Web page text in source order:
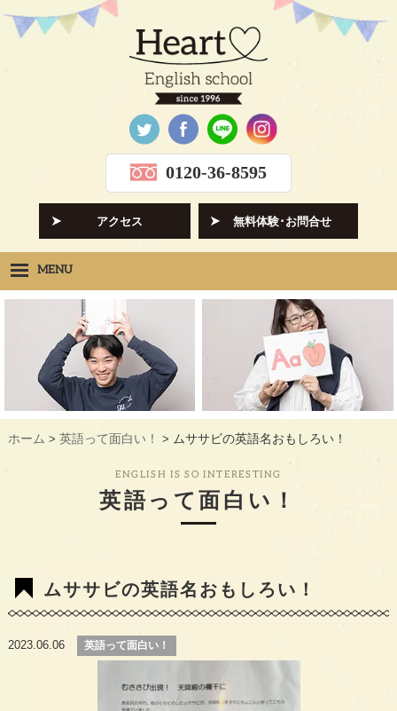
0120-36-8595
アクセス 無料体験･お問合せ
MENU
Heartの想い HOPE
クラス紹介 CLASS
先生紹介 INSTRUCTORS
ギャラリー GALLERY
VOICE
ホーム > 英語って面白い！ > ムササビの英語名おもしろい！
ENGLISH IS SO INTERESTING
英語って面白い！
ムササビの英語名おもしろい！
2023.06.06 英語って面白い！